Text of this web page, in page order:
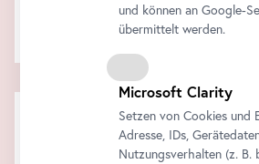
Ihr Warenkorb ist
und können an Google-
übermittelt werden.
Microsoft Clarity
Setzen von Cookies und
Adresse, IDs,
Nutzungsverhalten (z. B.